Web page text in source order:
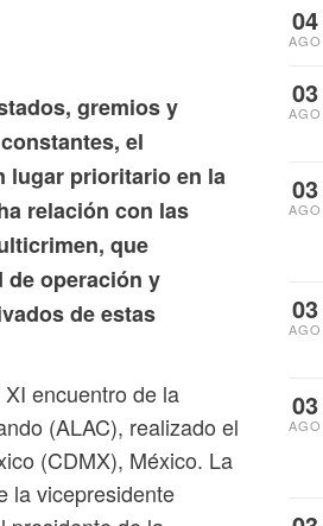
gremios y
el
lugar prioritario en la
relación con las
que
de operación y
de estas
encuentro de la
(ALAC), realizado el
(CDMX), México. La
la vicepresidente
04
AGO
03
AGO
03
AGO
03
AGO
03
AGO